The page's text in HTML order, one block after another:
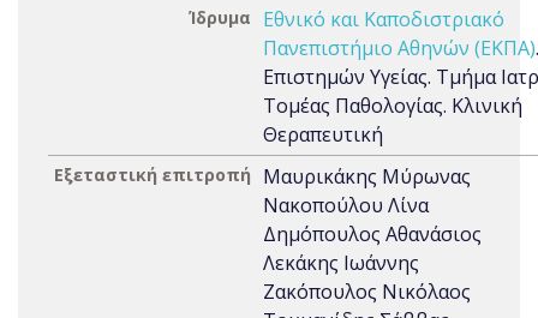
Ίδρυμα
Εθνικό και Καποδιστριακό
Πανεπιστήμιο Αθηνών (ΕΚΠΑ)
Επιστημών Υγείας. Τμήμα
Τομέας Παθολογίας. Κλινική
Θεραπευτική
Εξεταστική επιτροπή
Μαυρικάκης Μύρωνας
Νακοπούλου Λίνα
Δημόπουλος Αθανάσιος
Λεκάκης Ιωάννης
Ζακόπουλος Νικόλαος